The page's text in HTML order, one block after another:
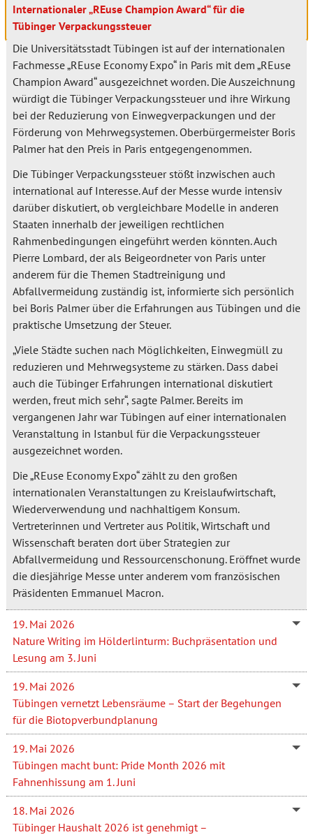
Internationaler „REuse Champion Award“ für die
Tübinger Verpackungssteuer
Die Universitätsstadt Tübingen ist auf der internationalen
Fachmesse „REuse Economy Expo“ in Paris mit dem „REuse
Champion Award“ ausgezeichnet worden. Die Auszeichnung
würdigt die Tübinger Verpackungssteuer und ihre Wirkung
bei der Reduzierung von Einwegverpackungen und der
Förderung von Mehrwegsystemen. Oberbürgermeister Boris
Palmer hat den Preis in Paris entgegengenommen.
Die Tübinger Verpackungssteuer stößt inzwischen auch
international auf Interesse. Auf der Messe wurde intensiv
darüber diskutiert, ob vergleichbare Modelle in anderen
Staaten innerhalb der jeweiligen rechtlichen
Rahmenbedingungen eingeführt werden könnten. Auch
Pierre Lombard, der als Beigeordneter von Paris unter
anderem für die Themen Stadtreinigung und
Abfallvermeidung zuständig ist, informierte sich persönlich
bei Boris Palmer über die Erfahrungen aus Tübingen und die
praktische Umsetzung der Steuer.
„Viele Städte suchen nach Möglichkeiten, Einwegmüll zu
reduzieren und Mehrwegsysteme zu stärken. Dass dabei
auch die Tübinger Erfahrungen international diskutiert
werden, freut mich sehr“, sagte Palmer. Bereits im
vergangenen Jahr war Tübingen auf einer internationalen
Veranstaltung in Istanbul für die Verpackungssteuer
ausgezeichnet worden.
Die „REuse Economy Expo“ zählt zu den großen
internationalen Veranstaltungen zu Kreislaufwirtschaft,
Wiederverwendung und nachhaltigem Konsum.
Vertreterinnen und Vertreter aus Politik, Wirtschaft und
Wissenschaft beraten dort über Strategien zur
Abfallvermeidung und Ressourcenschonung. Eröffnet wurde
die diesjährige Messe unter anderem vom französischen
Präsidenten Emmanuel Macron.
19. Mai 2026
Nature Writing im Hölderlinturm: Buchpräsentation und
Lesung am 3. Juni
19. Mai 2026
Tübingen vernetzt Lebensräume – Start der Begehungen
für die Biotopverbundplanung
19. Mai 2026
Tübingen macht bunt: Pride Month 2026 mit
Fahnenhissung am 1. Juni
18. Mai 2026
Tübinger Haushalt 2026 ist genehmigt –